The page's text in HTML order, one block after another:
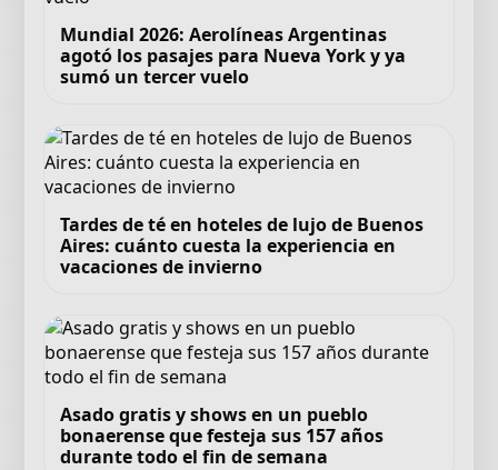
Mundial 2026: Aerolíneas Argentinas
agotó los pasajes para Nueva York y ya
sumó un tercer vuelo
Tardes de té en hoteles de lujo de Buenos
Aires: cuánto cuesta la experiencia en
vacaciones de invierno
Asado gratis y shows en un pueblo
bonaerense que festeja sus 157 años
durante todo el fin de semana